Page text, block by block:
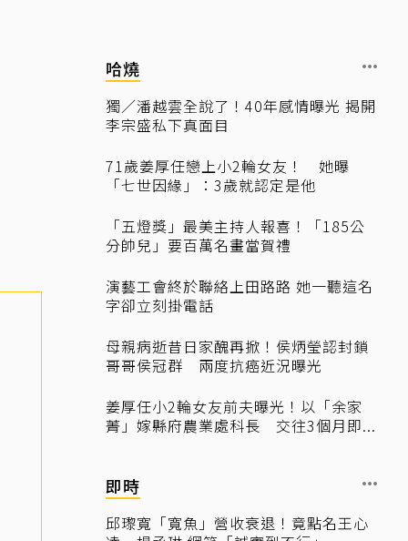
哈燒
獨／潘越雲全說了！40年感情曝光 揭開
李宗盛私下真面目
71歲姜厚任戀上小2輪女友！ 她曝
「七世因緣」：3歲就認定是他
「五燈獎」最美主持人報喜！「185公
分帥兒」要百萬名畫當賀禮
演藝工會終於聯絡上田路路 她一聽這名
字卻立刻掛電話
母親病逝昔日家醜再掀！侯炳瑩認封鎖
哥哥侯冠群 兩度抗癌近況曝光
姜厚任小2輪女友前夫曝光！以「余家
菁」嫁縣府農業處科長 交往3個月即...
即時
邱瓈寬「寬魚」營收衰退！竟點名王心